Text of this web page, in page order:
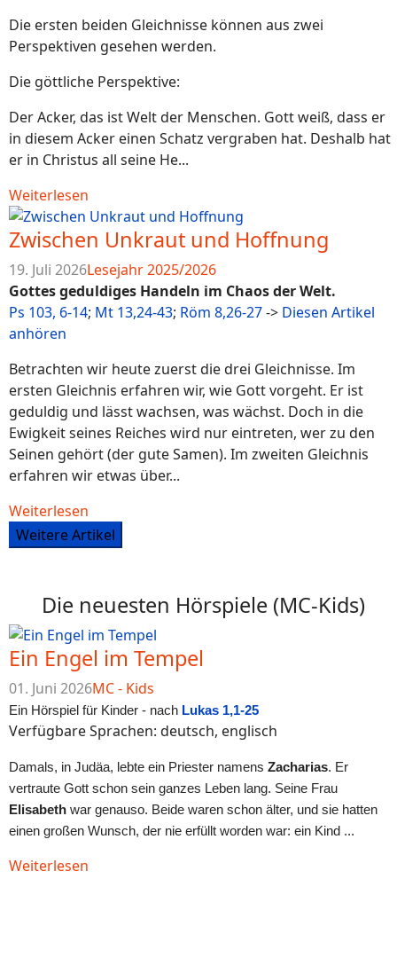
Die ersten beiden Gleichnisse können aus zwei
Perspektiven gesehen werden.
Die göttliche Perspektive:
Der Acker, das ist Welt der Menschen. Gott weiß, dass er
in diesem Acker einen Schatz vergraben hat. Deshalb hat
er in Christus all seine He...
Weiterlesen
Zwischen Unkraut und Hoffnung
19. Juli 2026Lesejahr 2025/2026
Gottes geduldiges Handeln im Chaos der Welt.
Ps 103, 6-14; Mt 13,24-43; Röm 8,26-27-> Diesen Artikel
anhören
Betrachten wir heute zuerst die drei Gleichnisse. Im
ersten Gleichnis erfahren wir, wie Gott vorgeht. Er ist
geduldig und lässt wachsen, was wächst. Doch in die
Ewigkeit seines Reiches wird nur eintreten, wer zu den
Seinen gehört (der gute Samen). Im zweiten Gleichnis
erfahren wir etwas über...
Weiterlesen
Weitere Artikel
Die neuesten Hörspiele (MC-Kids)
Ein Engel im Tempel
01. Juni 2026MC - Kids
Ein Hörspiel für Kinder - nach Lukas 1,1-25
Verfügbare Sprachen: deutsch, englisch
Damals, in Judäa, lebte ein Priester namens Zacharias. Er
vertraute Gott schon sein ganzes Leben lang. Seine Frau
Elisabeth war genauso. Beide waren schon älter, und sie hatten
einen großen Wunsch, der nie erfüllt worden war: ein Kind ...
Weiterlesen